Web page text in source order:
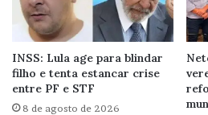
INSS: Lula age para blindar
filho e tenta estancar crise
entre PF e STF
8 de agosto de 2026